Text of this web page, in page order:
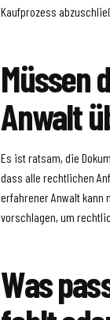
Kaufprozess
Müssen
Anwalt
Es ist ratsam, die
dass alle rechtlichen
erfahrener Anwalt kann
vorschlagen, um
Was